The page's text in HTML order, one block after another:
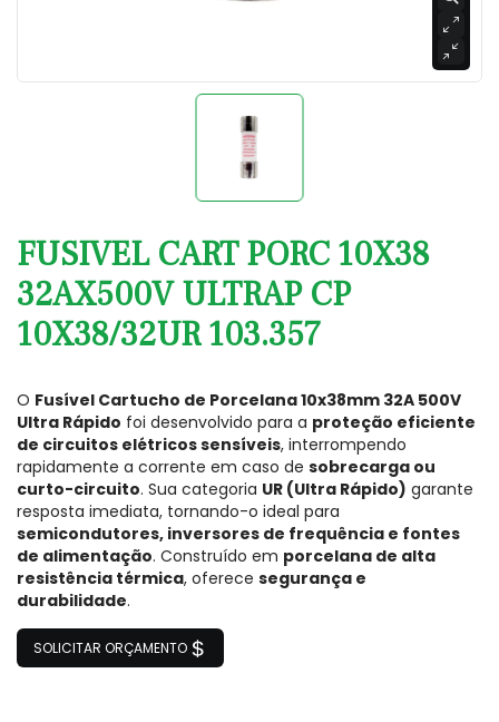
FUSIVEL CART PORC 10X38
32AX500V ULTRAP CP
10X38/32UR 103.357
O Fusível Cartucho de Porcelana 10x38mm 32A 500V
Ultra Rápido foi desenvolvido para a proteção eficiente
de circuitos elétricos sensíveis, interrompendo
rapidamente a corrente em caso de sobrecarga ou
curto-circuito. Sua categoria UR (Ultra Rápido) garante
resposta imediata, tornando-o ideal para
semicondutores, inversores de frequência e fontes
de alimentação. Construído em porcelana de alta
resistência térmica, oferece segurança e
durabilidade.
SOLICITAR ORÇAMENTO